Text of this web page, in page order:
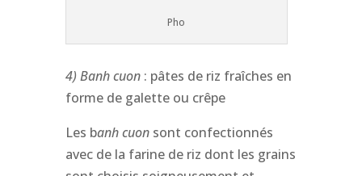
Pho
4) Banh cuon: pâtes de riz fraîches en
forme de galette ou crêpe
Les banh cuonsont confectionnés
avec de la farine de riz dont les grains